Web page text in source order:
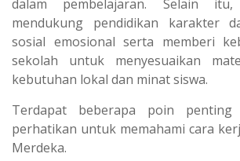
dalam pembelajaran. Selain
mendukung pendidikan karakter
sosial emosional serta memberi
sekolah untuk menyesuaikan
kebutuhan lokal dan minat siswa.
Terdapat beberapa poin
perhatikan untuk memahami cara
Merdeka.